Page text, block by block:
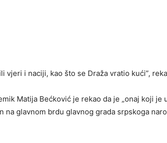
vjeri i naciji, kao što se Draža vratio kući”,
Matija Bećković je rekao da je „onaj koji
na glavnom brdu glavnog grada srpskoga